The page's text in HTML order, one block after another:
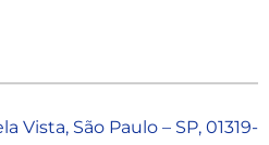
Vista, São Paulo – SP, 01319-